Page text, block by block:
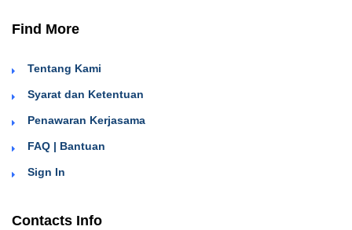
Find More
Tentang Kami
Syarat dan Ketentuan
Penawaran Kerjasama
FAQ | Bantuan
Sign In
Contacts Info